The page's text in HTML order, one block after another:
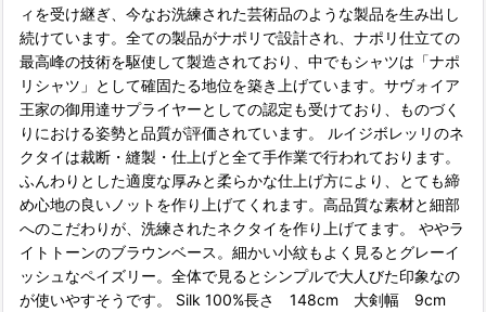
ィを受け継ぎ、今なお洗練された芸術品のような製品を生み出し
続けています。全ての製品がナポリで設計され、ナポリ仕立ての
最高峰の技術を駆使して製造されており、中でもシャツは「ナポ
リシャツ」として確固たる地位を築き上げています。サヴォイア
王家の御用達サプライヤーとしての認定も受けており、ものづく
りにおける姿勢と品質が評価されています。 ルイジボレッリのネ
クタイは裁断・縫製・仕上げと全て手作業で行われております。
ふんわりとした適度な厚みと柔らかな仕上げ方により、とても締
め心地の良いノットを作り上げてくれます。高品質な素材と細部
へのこだわりが、洗練されたネクタイを作り上げてます。 ややラ
イトトーンのブラウンベース。細かい小紋もよく見るとグレーイ
ッシュなペイズリー。全体で見るとシンプルで大人びた印象なの
が使いやすそうです。 Silk 100%長さ 148cm 大剣幅 9cm